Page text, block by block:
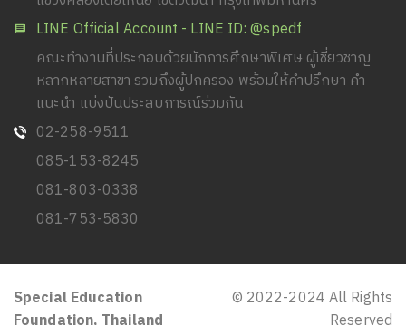
LINE Official Account - LINE ID: @spedf
คณะทำงานที่ประกอบด้วยนักการศึกษาพิเศษ ผู้เชี่ยวชาญ
หลากหลายสาขา รวมถึงผู้ปกครอง พร้อมให้คำปรึกษา คำ
แนะนำ แบ่งปันประสบการณ์ร่วมกัน
02-258-9511
085-153-8245
081-803-0338
081-753-5830
Special Education
© 2022-2024 All Rights